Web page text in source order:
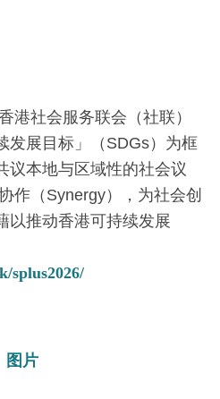
港社会服务联会（社联）
发展目标」（SDGs）为框
议本地与区域性的社会议
作（Synergy），为社会创
以推动香港可持续发展
splus2026/
图片